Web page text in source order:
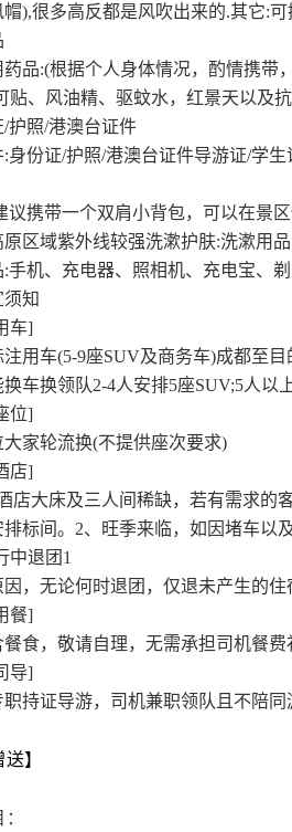
帽),很多高反都是风吹出来的.其它:
品:(根据个人身体情况，酌情携带
贴、风油精、驱蚊水，红景天以及
/护照/港澳台证件
身份证/护照/港澳台证件导游证/学
议携带一个双肩小背包，可以在景
原区域紫外线较强洗漱护肤:洗漱用
:手机、充电器、照相机、充电宝、
知
车]
用车(5-9座SUV及商务车)成都至
车换领队2-4人安排5座SUV;5人以
位]
大家轮流换(不提供座次要求)
店]
店大床及三人间稀缺，若有需求的
排标间。2、旺季来临，如因堵车以
中退团1
因，无论何时退团，仅退未产生的住
餐]
食，敬请自理，无需承担司机餐费
导]
持证导游，司机兼职领队且不陪同
】